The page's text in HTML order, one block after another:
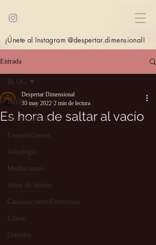
¡Únete al Instagram @despertar.dimensional!
Entrada
BLOG
Información útil
Eventos/Cursos
Astrología
Meditaciones
Sitios de interés
Canalizaciones/Entrevistas
Libros
Cristales
BLOG
Es hora de saltar al vacío
Despertar Dimensional
30 may 2022 2 min de lectura